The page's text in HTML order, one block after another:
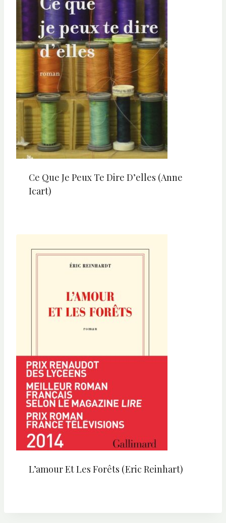
Ce Que Je Peux Te Dire D’elles (Anne
Icart)
L’amour Et Les Forêts (Eric Reinhart)